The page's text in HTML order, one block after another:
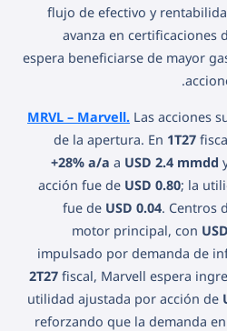
flujo de efectivo y
avanza en certificaciones
espera beneficiarse de mayor
.
MRVL – Marvell. Las acciones
de la apertura. En 1T27
+28% a/a a USD 2.4 mmdd
acción fue de USD 0.80; la
fue de USD 0.04. Centros
motor principal, con
impulsado por demanda de
2T27 fiscal, Marvell espera
utilidad ajustada por acción de
reforzando que la demanda